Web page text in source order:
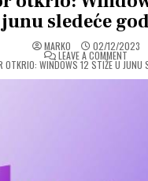
junu sledeće
MARKO 02/12/2023
LEAVE A COMMENTON
OTKRIO: WINDOWS 12 STIŽE U JUNU